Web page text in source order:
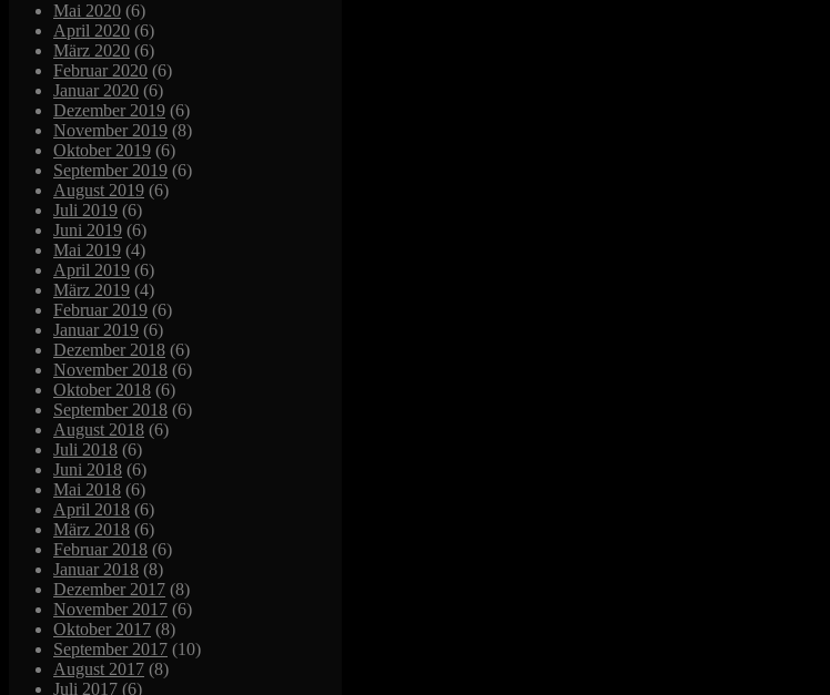
Mai 2020 (6)
April 2020 (6)
März 2020 (6)
Februar 2020 (6)
Januar 2020 (6)
Dezember 2019 (6)
November 2019 (8)
Oktober 2019 (6)
September 2019 (6)
August 2019 (6)
Juli 2019 (6)
Juni 2019 (6)
Mai 2019 (4)
April 2019 (6)
März 2019 (4)
Februar 2019 (6)
Januar 2019 (6)
Dezember 2018 (6)
November 2018 (6)
Oktober 2018 (6)
September 2018 (6)
August 2018 (6)
Juli 2018 (6)
Juni 2018 (6)
Mai 2018 (6)
April 2018 (6)
März 2018 (6)
Februar 2018 (6)
Januar 2018 (8)
Dezember 2017 (8)
November 2017 (6)
Oktober 2017 (8)
September 2017 (10)
August 2017 (8)
Juli 2017 (6)